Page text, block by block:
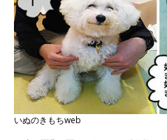
いぬのきもちweb